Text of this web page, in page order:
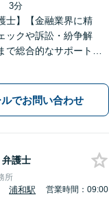
3分
士】【金融業界に精
ックや訴訟・紛争解
で総合的なサポートが
ルでお問い合わせ
弁護士
所
浦和駅
営業時間：09:00